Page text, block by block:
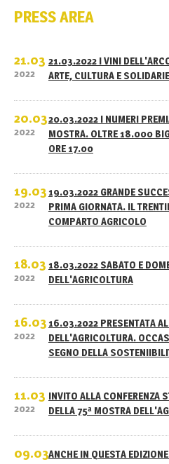
PRESS AREA
21.03
2022
21.03.2022 I VINI
ARTE, CULTURA E
20.03
2022
20.03.2022 I NUMERI
MOSTRA. OLTRE 18.000
ORE 17.00
19.03
2022
19.03.2022 GRANDE
PRIMA GIORNATA. IL
COMPARTO AGRICOLO
18.03
2022
18.03.2022 SABATO E
DELL'AGRICOLTURA
16.03
2022
16.03.2022 PRESENTATA
DELL'AGRICOLTURA.
SEGNO DELLA
11.03
2022
INVITO ALLA CONFERENZA
DELLA 75ª MOSTRA
09.03ANCHE IN QUESTA